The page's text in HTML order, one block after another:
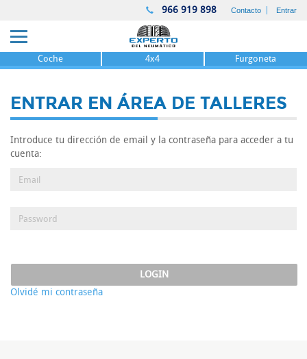
966 919 898 Contacto Entrar
Coche 4x4 Furgoneta
ENTRAR EN ÁREA DE TALLERES
Introduce tu dirección de email y la contraseña para acceder a tu
cuenta:
Email
Password
LOGIN
Olvidé mi contraseña